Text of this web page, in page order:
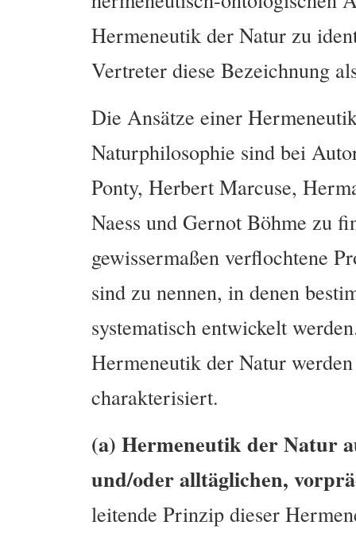
Hermeneutik der Natur zu
Vertreter diese Bezeichnung
Die Ansätze einer
Naturphilosophie sind bei
Ponty, Herbert Marcuse,
Naess und Gernot Böhme zu
gewissermaßen verflochtene
sind zu nennen, in denen
systematisch entwickelt
Hermeneutik der Natur
charakterisiert.
(a) Hermeneutik der Natur
und/oder alltäglichen,
leitende Prinzip dieser